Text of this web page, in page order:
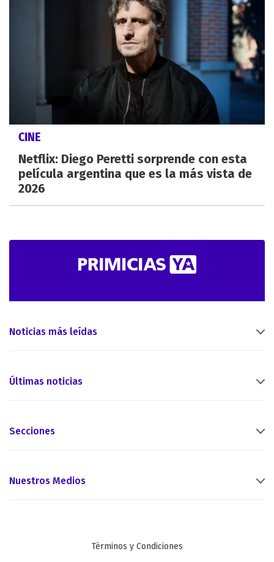
CINE
Netflix: Diego Peretti sorprende con esta
película argentina que es la más vista de
2026
Noticias más leídas
Últimas noticias
Secciones
Nuestros Medios
Términos y Condiciones